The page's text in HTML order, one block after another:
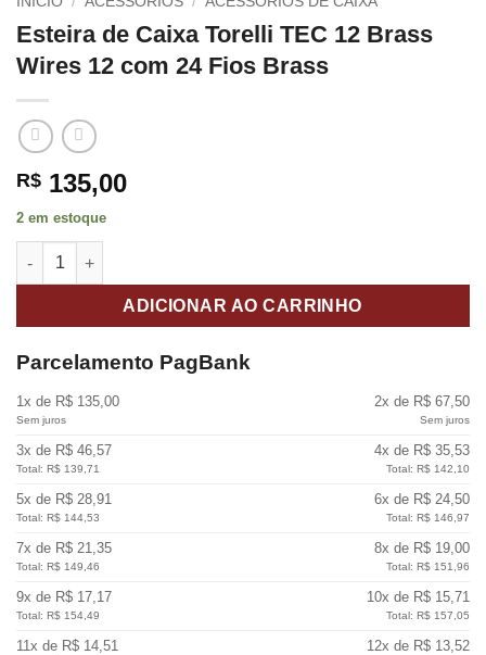
Esteira de Caixa Torelli TEC 12 Brass
Wires 12 com 24 Fios Brass
R$ 135,00
2 em estoque
Esteira de Caixa Torelli TEC 12 Brass Wires 12 com 24 Fios
ADICIONAR AO CARRINHO
Parcelamento PagBank
1x de R$ 135,00
Sem juros
2x de R$ 67,50
Sem juros
3x de R$ 46,57
Total: R$ 139,71
4x de R$ 35,53
Total: R$ 142,10
5x de R$ 28,91
Total: R$ 144,53
6x de R$ 24,50
Total: R$ 146,97
7x de R$ 21,35
Total: R$ 149,46
8x de R$ 19,00
Total: R$ 151,96
9x de R$ 17,17
Total: R$ 154,49
10x de R$ 15,71
Total: R$ 157,05
11x de R$ 14,51 12x de R$ 13,52